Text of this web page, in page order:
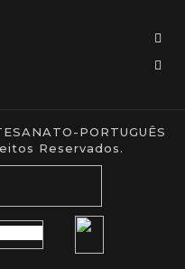
PORTUGUÊS
Reservados.